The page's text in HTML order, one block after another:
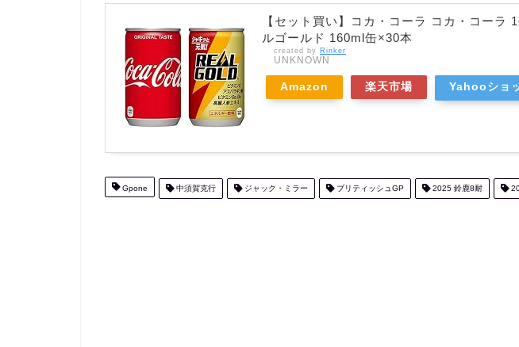
【セット買い】コカ・コーラ コカ・コーラ
ルゴールド 160ml缶×30本
created by Rinker
UNKNOWN
Amazon 楽天市場 Yahooショ
Gpone 中須賀克行 ジャック・ミラー ブリティッシュGP 2025 鈴鹿8耐